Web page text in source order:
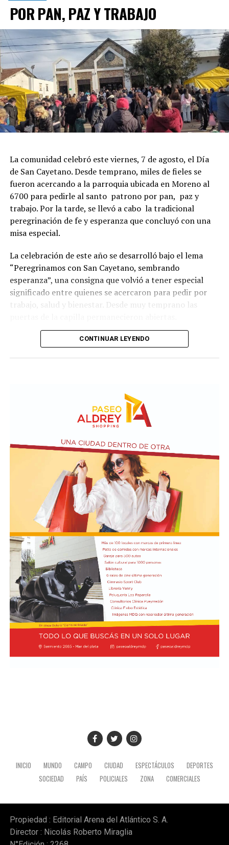
POR PAN, PAZ Y TRABAJO
La comunidad celebró este viernes, 7 de agosto, el Día
de San Cayetano. Desde temprano, miles de fieles se
fueron acercando a la parroquia ubicada en Moreno al
6700 para pedirle al santo patrono por pan, paz y
trabajo. Por la tarde, se llevó a cabo la tradicional
peregrinación de fe y esperanza que concluyó con una
misa especial.
La celebración de este año se desarrolló bajo el lema
“Peregrinamos con San Cayetano, sembrando
esperanza”, una consigna que volvió a tener especial
significado entre quienes se acercaron para pedir por
trabajo, salud y bienestar. Desde muy temprano las
La imagen del santo salió del santuario de Moreno al
En paralelo, distintos gremios y organizaciones sociales
se sumaron bajo las consignas de paz, pan, tierra, techo
desocupados.
CONTINUAR LEYENDO
INICIO MUNDO CAMPO CIUDAD ESPECTÁCULOS
DEPORTES
SOCIEDAD
PAÍS POLICIALES ZONA COMERCIALES
Propiedad : Editorial Arena del Atlántico S. A.
Director : Nicolás Roberto Miraglia